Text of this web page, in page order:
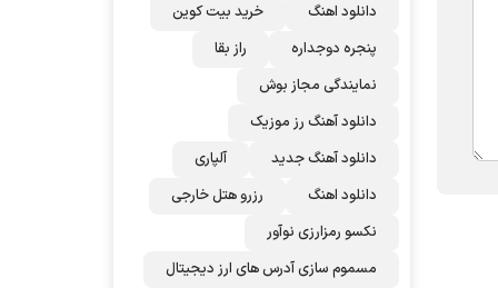
دانلود اهنگ
خرید بیت کوین
پنجره دوجداره
راز بقا
نمایندگی مجاز بوش
دانلود آهنگ رز‌ موزیک
دانلود آهنگ جدید
آلپاری
دانلود اهنگ
رزرو هتل خارجی
نکسو رمزارزی نوآور
مسموم سازی آدرس های ارز دیجیتال